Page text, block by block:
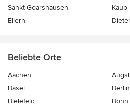
Sankt Goarshausen
Kaub
Ellern
Beliebte Orte
Aachen
Basel
Berlin
Bielefeld
Bonn